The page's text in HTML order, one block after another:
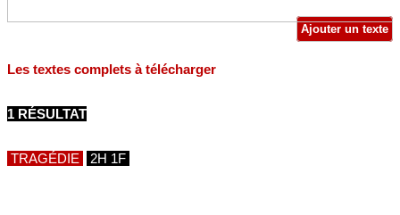
Ajouter un texte
Les textes complets à télécharger
1 RÉSULTAT
TRAGÉDIE 2H 1F